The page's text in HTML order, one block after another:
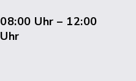
08:00 Uhr – 12:00
Uhr